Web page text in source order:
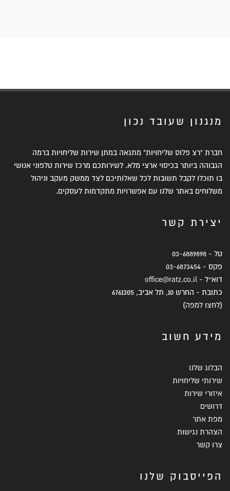
מנגנון שעובד נכון
חברת "רצ פלוס שליחויות" מתגאה במתן שירות שליחויות ברמה
הגבוהה ביותר בכיסוי ארצי מלא. לשירותכם מרכז שירות טלפוני אנושי
בו תוכלו לקבל תשובות לכל שאלותיכם לצד ממשק מעקב וניהול
משלוחים באתר שלנו עם אפשרויות מתקדמות לעסקים.
יצירת קשר
טל - 03-6889898
פקס - 03-6873454
דוא״ל - office@ratz.co.il
כתובת - החרש 10, תל אביב, 6761305
(לחצו למפה)
מידע חשוב
הבלוג שלנו
שירותי שליחויות
איזורי שירות
דרושים
מפת אתר
הצהרת נגישות
צרו קשר
הפייסבוק שלנו